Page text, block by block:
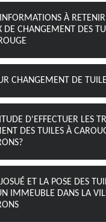
INFORMATIONS À
DE CHANGEMENT DES
CHANGEMENT DE
D'EFFECTUER LES
DES TUILES À
ET LA POSE DES
IMMEUBLE DANS LA